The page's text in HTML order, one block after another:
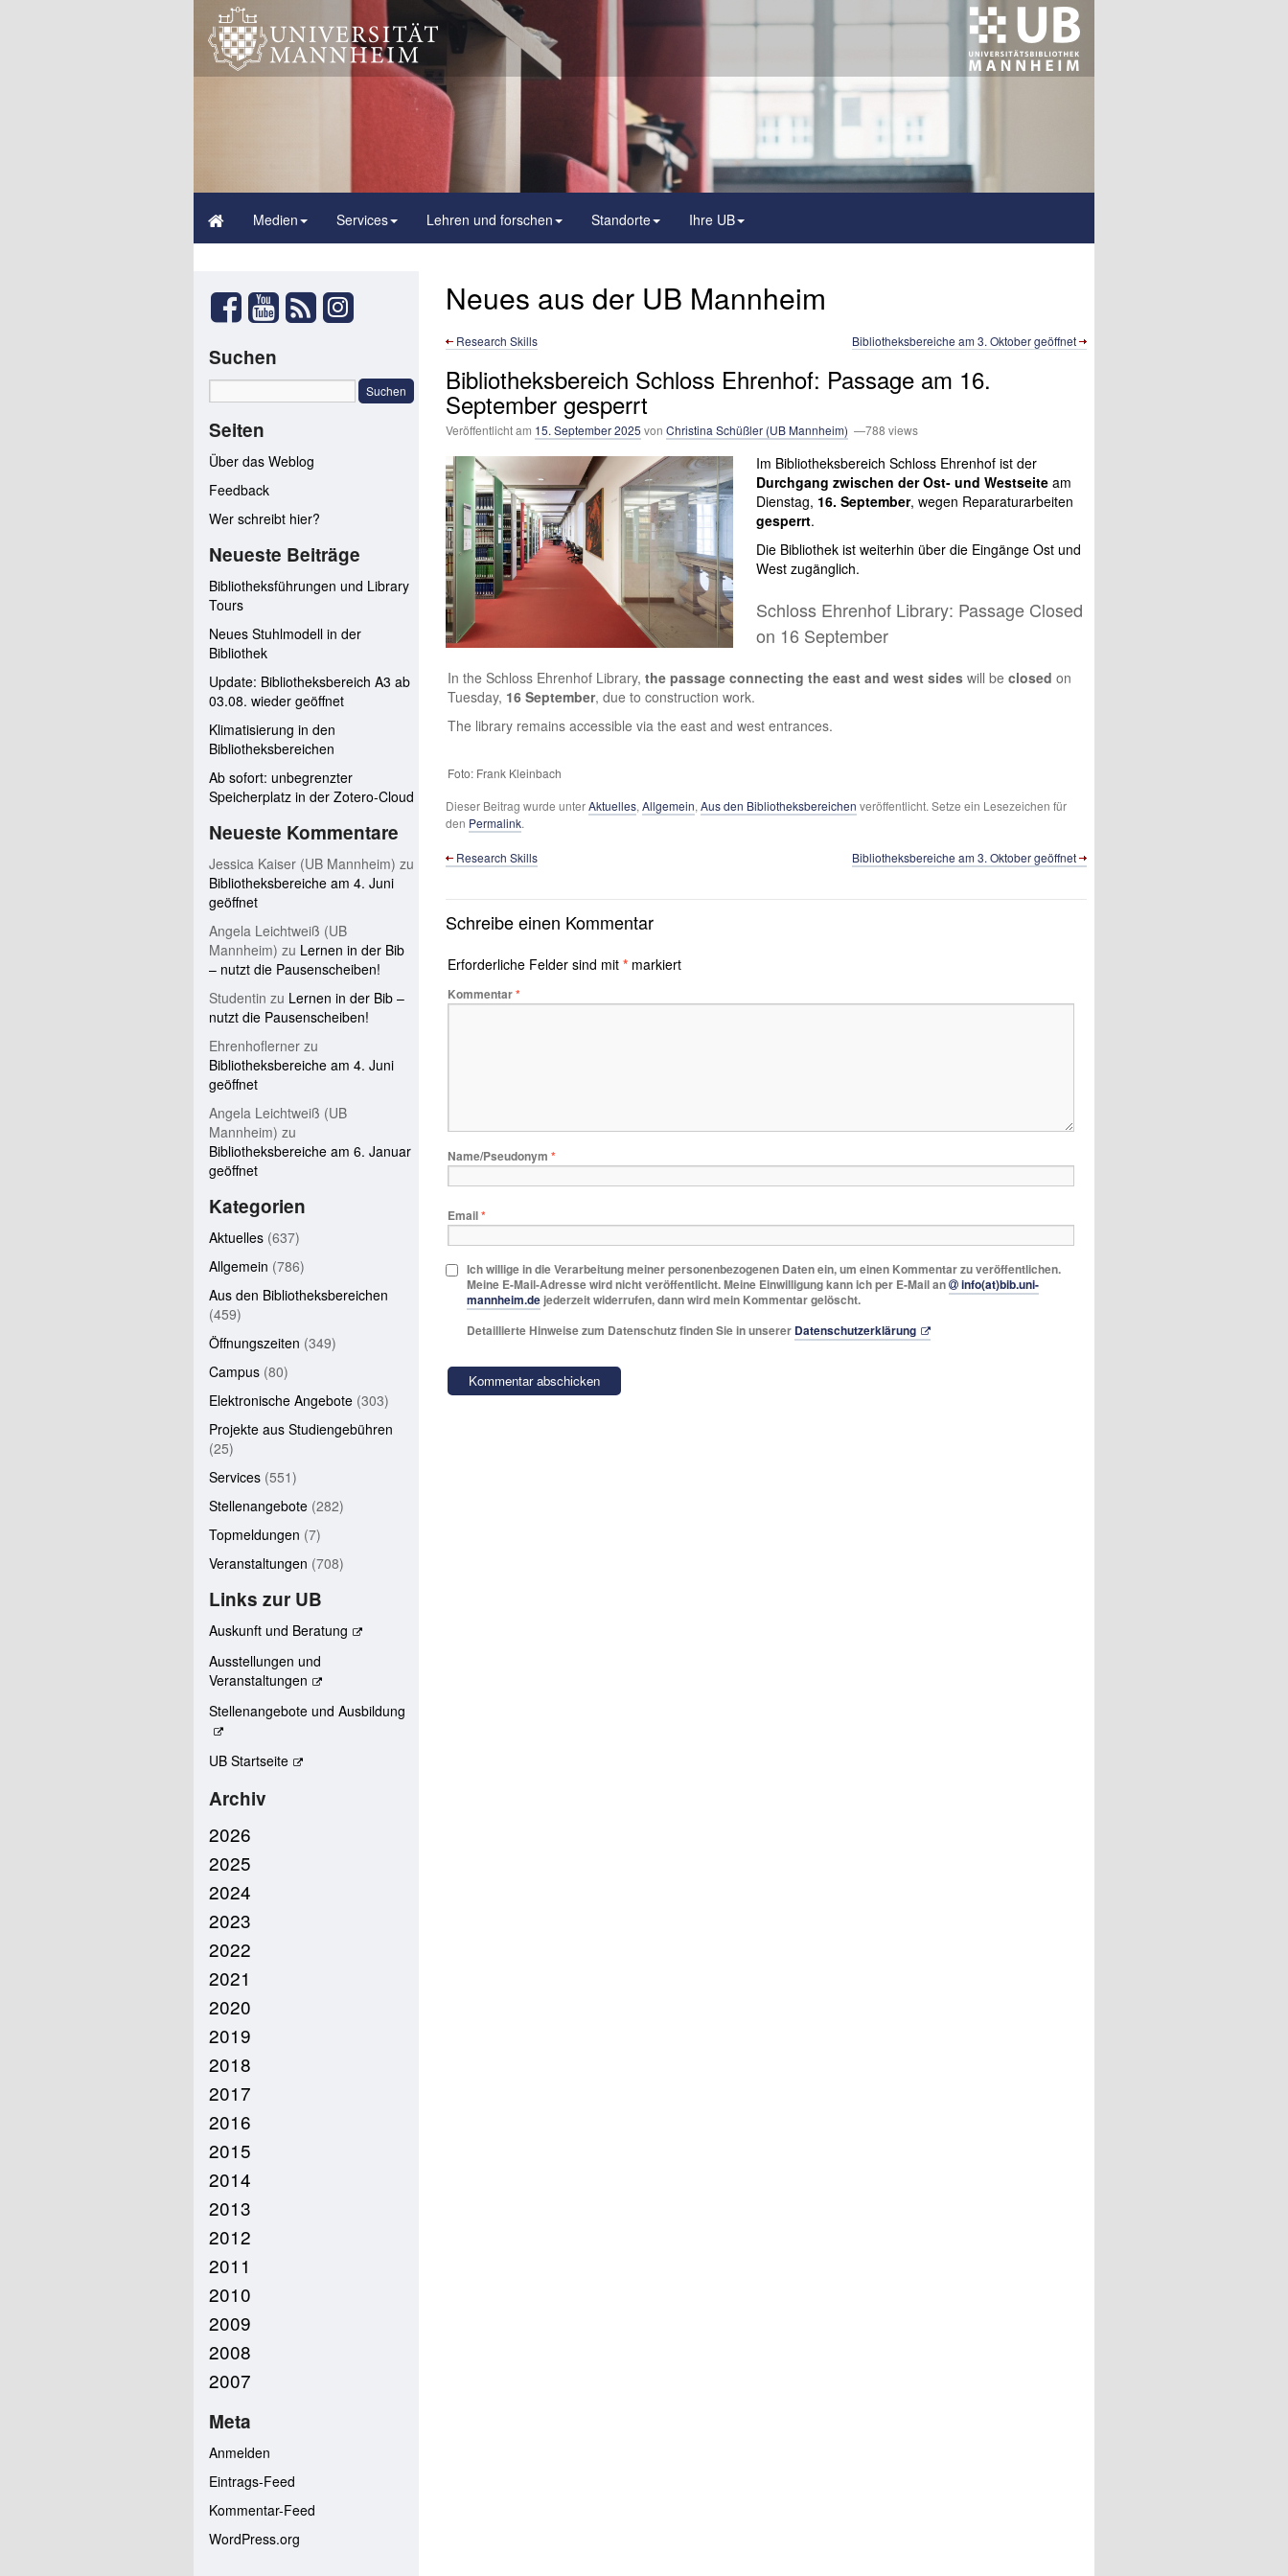
Medien Services Lehren und forschen Standorte Ihre UB
Neues aus der UB Mannheim
Research Skills Bibliotheksbereiche am 3. Oktober geöffnet
Bibliotheksbereich Schloss Ehrenhof: Passage am 16.
September gesperrt
Veröffentlicht am 15. September 2025 von Christina Schüßler (UB Mannheim) —788 views
Im Bibliotheksbereich Schloss Ehrenhof ist der
Durchgang zwischen der Ost- und Westseite am
Dienstag, 16. September, wegen Reparaturarbeiten
gesperrt.
Die Bibliothek ist weiterhin über die Eingänge Ost und
West zugänglich.
Schloss Ehrenhof Library: Passage Closed
on 16 September
In the Schloss Ehrenhof Library,the passage connecting the east and west sides will beclosedon
Tuesday, 16 September, due to construction work.
The library remains accessible via the east and west entrances.
Foto: Frank Kleinbach
Dieser Beitrag wurde unterAktuelles,Allgemein,Aus den Bibliotheksbereichen veröffentlicht. Setze ein Lesezeichen für
den Permalink.
Research Skills Bibliotheksbereiche am 3. Oktober geöffnet
Schreibe einen Kommentar
Erforderliche Felder sind mit* markiert
Kommentar*
Name/Pseudonym*
Email*
Ich willige in die Verarbeitung meiner personenbezogenen Daten ein, um einen Kommentar zu veröffentlichen.
Meine E-Mail-Adresse wird nicht veröffentlicht. Meine Einwilligung kann ich per E-Mail an
info(at)bib.uni-
mannheim.de jederzeit widerrufen, dann wird mein Kommentar gelöscht.
Detaillierte Hinweise zum Datenschutz finden Sie in unserer Datenschutzerklärung
Suchen
Seiten
Über das Weblog
Feedback
Wer schreibt hier?
Neueste Beiträge
Bibliotheksführungen und Library
Tours
Neues Stuhlmodell in der
Bibliothek
Update: Bibliotheksbereich A3 ab
03.08. wieder geöffnet
Klimatisierung in den
Bibliotheksbereichen
Ab sofort: unbegrenzter
Speicherplatz in der Zotero-Cloud
Neueste Kommentare
Jessica Kaiser (UB Mannheim) zu
Bibliotheksbereiche am 4. Juni
geöffnet
Angela Leichtweiß (UB
Mannheim) zu Lernen in der Bib
– nutzt die Pausenscheiben!
Studentin zu Lernen in der Bib –
nutzt die Pausenscheiben!
Ehrenhoflerner zu
Bibliotheksbereiche am 4. Juni
geöffnet
Angela Leichtweiß (UB
Mannheim) zu
Bibliotheksbereiche am 6. Januar
geöffnet
Kategorien
Aktuelles (637)
Allgemein (786)
Aus den Bibliotheksbereichen
(459)
Öffnungszeiten (349)
Campus (80)
Elektronische Angebote (303)
Projekte aus Studiengebühren
(25)
Services (551)
Stellenangebote (282)
Topmeldungen (7)
Veranstaltungen (708)
Links zur UB
Auskunft und Beratung
Ausstellungen und
Veranstaltungen
Stellenangebote und Ausbildung
UB Startseite
Archiv
2026
2025
2024
2023
2022
2021
2020
2019
2018
2017
2016
2015
2014
2013
2012
2011
2010
2009
2008
2007
Meta
Anmelden
Eintrags-Feed
Kommentar-Feed
WordPress.org